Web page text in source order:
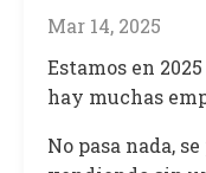
Mar 14, 2025
Estamos en
hay muchas
No pasa nada,